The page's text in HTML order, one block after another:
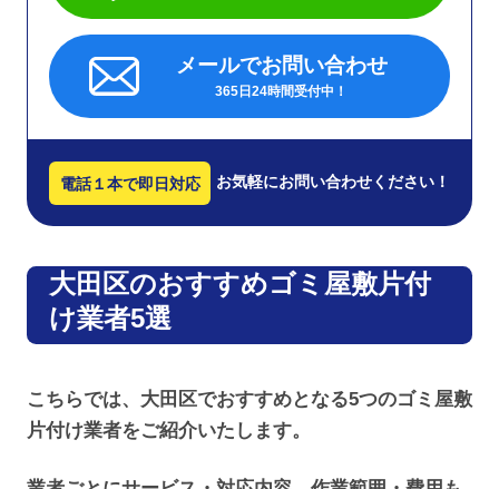
メールでお問い合わせ
365日24時間受付中！
電話１本で即日対応 お気軽にお問い合わせください！
大田区のおすすめゴミ屋敷片付
け業者5選
こちらでは、大田区でおすすめとなる5つのゴミ屋敷
片付け業者をご紹介いたします。